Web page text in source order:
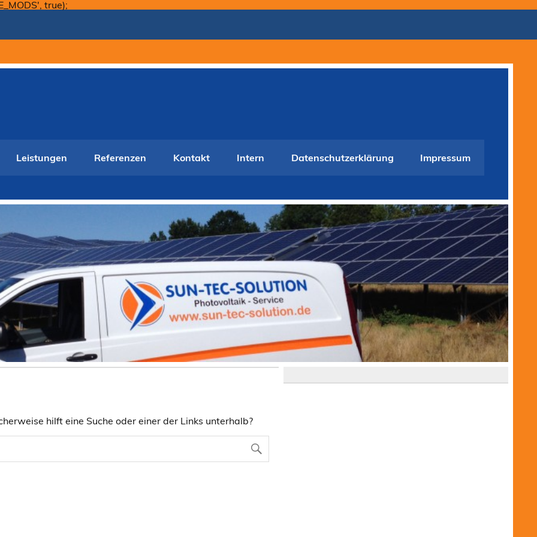
true);
Leistungen Referenzen Kontakt Intern Datenschutzerklärung Impressum
hilft eine Suche oder einer der Links unterhalb?